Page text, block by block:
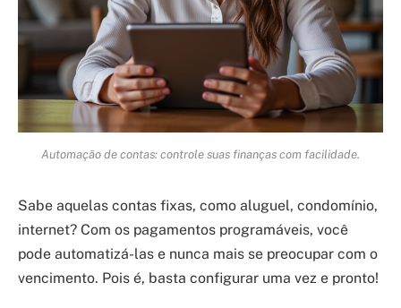
Automação de contas: controle suas finanças com facilidade.
Sabe aquelas contas fixas, como aluguel, condomínio,
internet? Com os pagamentos programáveis, você
pode automatizá-las e nunca mais se preocupar com o
vencimento. Pois é, basta configurar uma vez e pronto!